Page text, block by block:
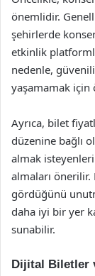
önemlidir.
şehirlerde
etkinlik
nedenle,
yaşamamak için
Ayrıca, bilet
düzenine bağlı
almak
almaları önerilir.
gördüğünü
daha iyi bir yer
sunabilir.
Dijital Biletler